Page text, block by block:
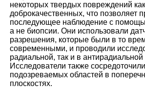
некоторых твердых повреждений как
доброкачественных, что позволяет
последующее наблюдение с
а не биопсии. Они использовали
разрешения, которые были в то
современными, и проводили
радиальной, так и в антирадиальной
Исследователи также
подозреваемых областей в
плоскостях.